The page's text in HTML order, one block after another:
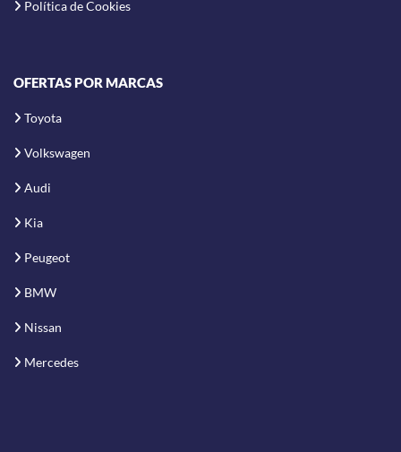
Política de Cookies
OFERTAS POR MARCAS
Toyota
Volkswagen
Audi
Kia
Peugeot
BMW
Nissan
Mercedes